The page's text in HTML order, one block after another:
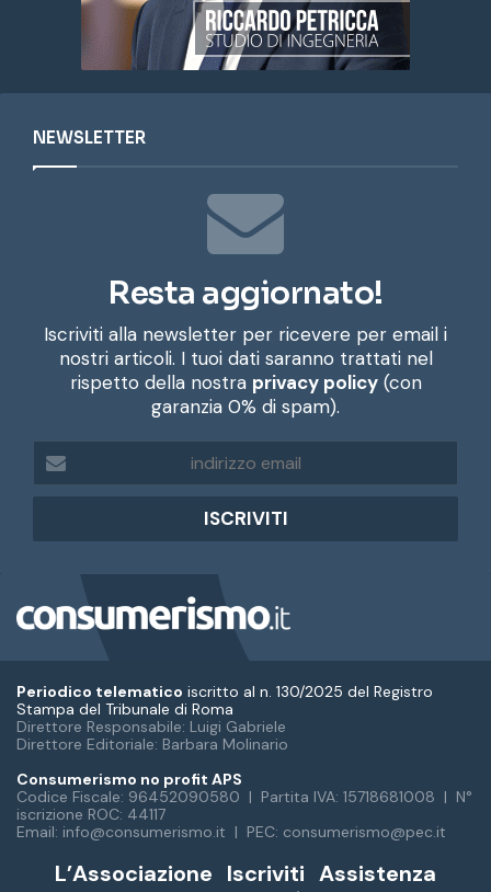
NEWSLETTER
Resta aggiornato!
Iscriviti alla newsletter per ricevere per email i
nostri articoli. I tuoi dati saranno trattati nel
rispetto della nostra privacy policy(con
garanzia 0% di spam).
d
r
z
o
e
m
a
i
Periodico telematico iscritto al n. 130/2025 del Registro
Stampa del Tribunale di Roma
Direttore Responsabile: Luigi Gabriele
Direttore Editoriale: Barbara Molinario
Consumerismo no profit APS
Codice Fiscale: 96452090580 | Partita IVA: 15718681008 | N°
iscrizione ROC: 44117
Email: info@consumerismo.it | PEC: consumerismo@pec.it
L’Associazione Iscriviti Assistenza